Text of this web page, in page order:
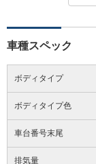
車種スペック
ボディタイプ
ボディタイプ色
車台番号末尾
排気量